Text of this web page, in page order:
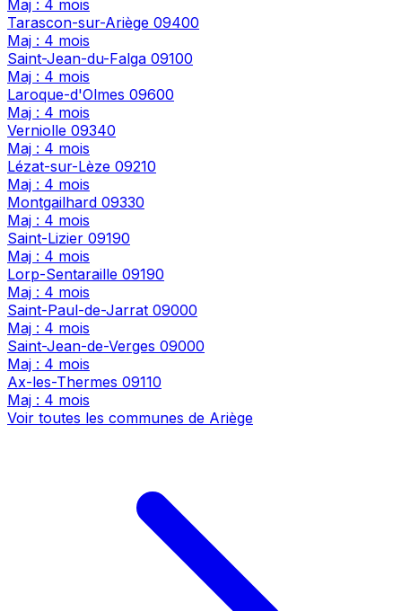
Maj : 4 mois
Tarascon-sur-Ariège 09400
Maj : 4 mois
Saint-Jean-du-Falga 09100
Maj : 4 mois
Laroque-d'Olmes 09600
Maj : 4 mois
Verniolle 09340
Maj : 4 mois
Lézat-sur-Lèze 09210
Maj : 4 mois
Montgailhard 09330
Maj : 4 mois
Saint-Lizier 09190
Maj : 4 mois
Lorp-Sentaraille 09190
Maj : 4 mois
Saint-Paul-de-Jarrat 09000
Maj : 4 mois
Saint-Jean-de-Verges 09000
Maj : 4 mois
Ax-les-Thermes 09110
Maj : 4 mois
Voir toutes les communes de Ariège